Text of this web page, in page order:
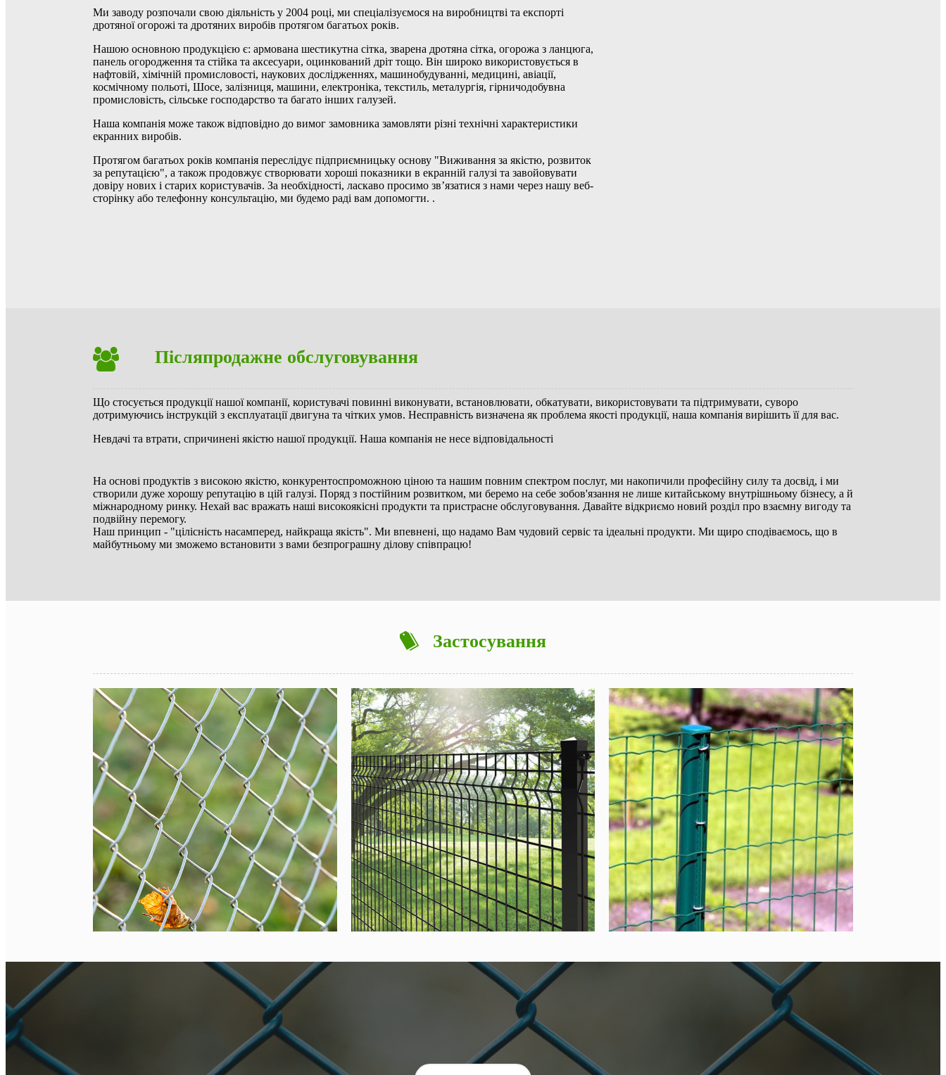
Ми заводу розпочали свою діяльність у 2004 році, ми спеціалізуємося на виробництві та експорті
дротяної огорожі та дротяних виробів протягом багатьох років.
Нашою основною продукцією є: армована шестикутна сітка, зварена дротяна сітка, огорожа з ланцюга,
панель огородження та стійка та аксесуари, оцинкований дріт тощо. Він широко використовується в
нафтовій, хімічній промисловості, наукових дослідженнях, машинобудуванні, медицині, авіації,
космічному польоті, Шосе, залізниця, машини, електроніка, текстиль, металургія, гірничодобувна
промисловість, сільське господарство та багато інших галузей.
Наша компанія може також відповідно до вимог замовника замовляти різні технічні характеристики
екранних виробів.
Протягом багатьох років компанія переслідує підприємницьку основу "Виживання за якістю, розвиток
за репутацією", а також продовжує створювати хороші показники в екранній галузі та завойовувати
довіру нових і старих користувачів. За необхідності, ласкаво просимо зв’язатися з нами через нашу веб-
сторінку або телефонну консультацію, ми будемо раді вам допомогти. .
Післяпродажне обслуговування
Що стосується продукції нашої компанії, користувачі повинні виконувати, встановлювати, обкатувати, використовувати та підтримувати, суворо
дотримуючись інструкцій з експлуатації двигуна та чітких умов. Несправність визначена як проблема якості продукції, наша компанія вирішить її для вас.
Невдачі та втрати, спричинені якістю нашої продукції. Наша компанія не несе відповідальності
На основі продуктів з високою якістю, конкурентоспроможною ціною та нашим повним спектром послуг, ми накопичили професійну силу та досвід, і ми
створили дуже хорошу репутацію в цій галузі. Поряд з постійним розвитком, ми беремо на себе зобов'язання не лише китайському внутрішньому бізнесу, а й
міжнародному ринку. Нехай вас вражать наші високоякісні продукти та пристрасне обслуговування. Давайте відкриємо новий розділ про взаємну вигоду та
подвійну перемогу.
Наш принцип - "цілісність насамперед, найкраща якість". Ми впевнені, що надамо Вам чудовий сервіс та ідеальні продукти. Ми щиро сподіваємось, що в
майбутньому ми зможемо встановити з вами безпрограшну ділову співпрацю!
Застосування